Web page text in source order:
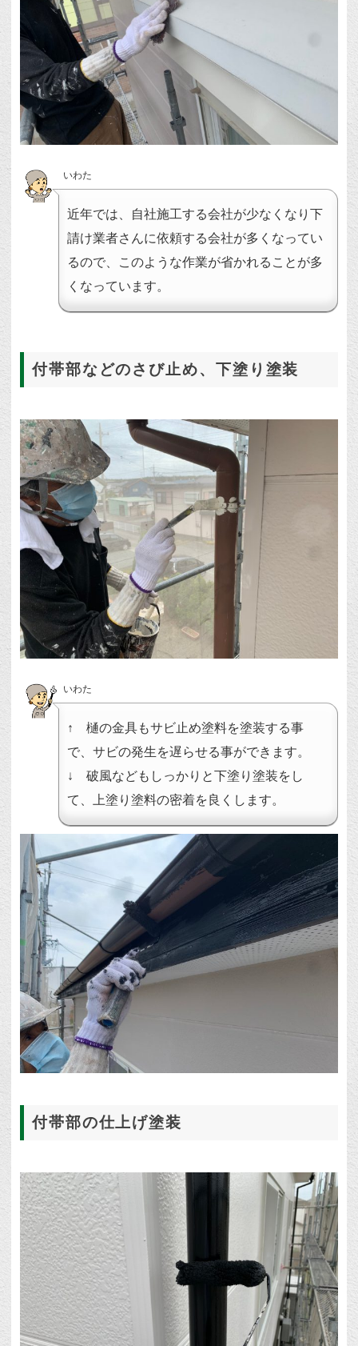
いわた
近年では、自社施工する会社が少なくなり下
請け業者さんに依頼する会社が多くなってい
るので、このような作業が省かれることが多
くなっています。
付帯部などのさび止め、下塗り塗装
いわた
↑ 樋の金具もサビ止め塗料を塗装する事
で、サビの発生を遅らせる事ができます。
↓ 破風などもしっかりと下塗り塗装をし
て、上塗り塗料の密着を良くします。
付帯部の仕上げ塗装